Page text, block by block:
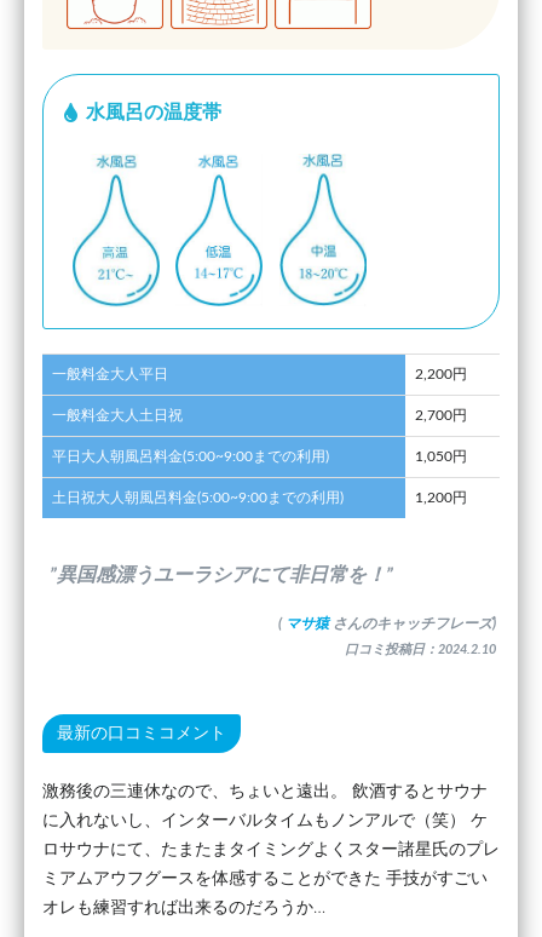
水風呂の温度帯
一般料金大人平日 2,200円
一般料金大人土日祝 2,700円
平日大人朝風呂料金(5:00~9:00までの利用) 1,050円
土日祝大人朝風呂料金(5:00~9:00までの利用) 1,200円
”異国感漂うユーラシアにて非日常を！”
( マサ猿 さんのキャッチフレーズ)
口コミ投稿日：2024.2.10
最新の口コミコメント
激務後の三連休なので、ちょいと遠出。 飲酒するとサウナ
に入れないし、インターバルタイムもノンアルで（笑） ケ
ロサウナにて、たまたまタイミングよくスター諸星氏のプレ
ミアムアウフグースを体感することができた 手技がすごい
オレも練習すれば出来るのだろうか…